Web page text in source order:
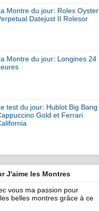
Montre du jour: Rolex Oyster
Datejust II Rolesor
Montre du jour: Longines 24
test du jour: Hublot Big Bang
Gold et Ferrari
J'aime les Montres
vous ma passion pour
belles montres grâce à ce